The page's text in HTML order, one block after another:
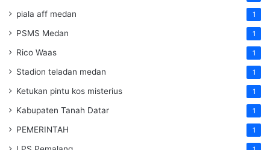
piala aff medan 1
PSMS Medan 1
Rico Waas 1
Stadion teladan medan 1
Ketukan pintu kos misterius 1
Kabupaten Tanah Datar 1
PEMERINTAH 1